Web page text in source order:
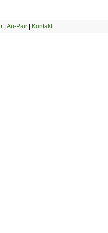
| Au-Pair| Kontakt